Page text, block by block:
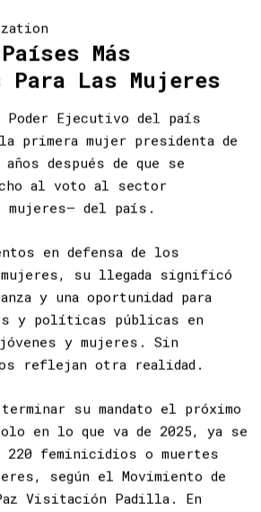
Más
Poder Ejecutivo del país
primera mujer presidenta de
después de que se
al voto al sector
en defensa de los
su llegada significó
y una oportunidad para
y políticas públicas en
y mujeres. Sin
su mandato el próximo
en lo que va de 2025, ya se
220 feminicidios o muertes
según el Movimiento de